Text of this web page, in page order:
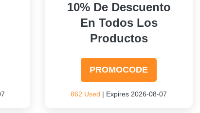
10% De Descuento
En Todos Los
Productos
PROMOCODE
862 Used | Expires 2026-08-07